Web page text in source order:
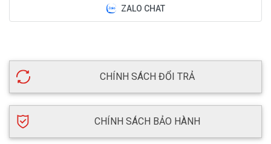
ZALO CHAT
CHÍNH SÁCH ĐỔI TRẢ
CHÍNH SÁCH BẢO HÀNH